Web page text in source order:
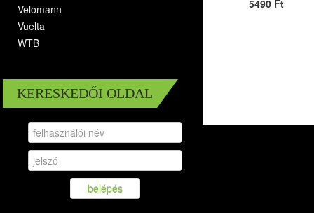
Velomann
Vuelta
WTB
KERESKEDŐI OLDAL
belépés
5490 Ft